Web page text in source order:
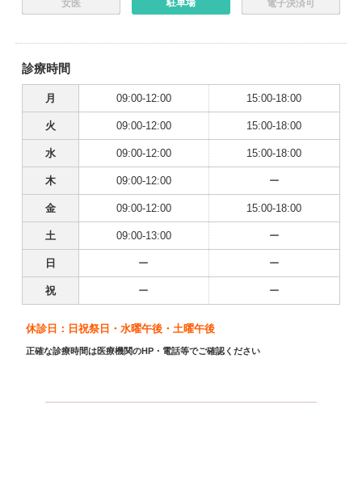
女医 駐車場 電子決済可
診療時間
月 09:00-12:00 15:00-18:00
火 09:00-12:00 15:00-18:00
水 09:00-12:00 15:00-18:00
木 09:00-12:00 ー
金 09:00-12:00 15:00-18:00
土 09:00-13:00 ー
日 ー ー
祝 ー ー
休診日：日祝祭日・水曜午後・土曜午後
正確な診療時間は医療機関のHP・電話等でご確認ください